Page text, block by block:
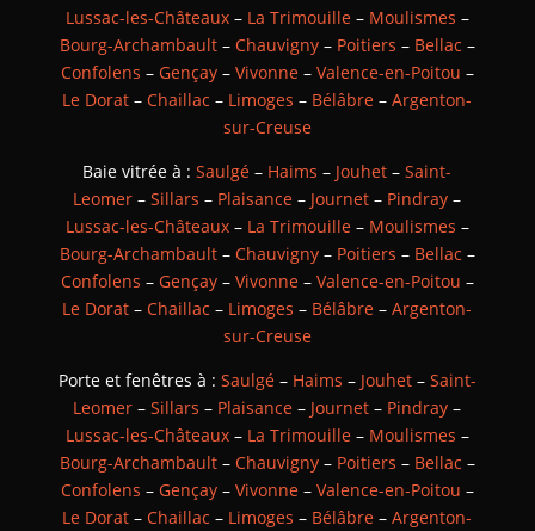
Lussac-les-Châteaux– La Trimouille– Moulismes –
Bourg-Archambault– Chauvigny– Poitiers – Bellac –
Confolens – Gençay– Vivonne– Valence-en-Poitou –
Le Dorat –Chaillac – Limoges – Bélâbre –Argenton-
sur-Creuse
Baie vitrée à :Saulgé – Haims – Jouhet –Saint-
Leomer –Sillars – Plaisance – Journet – Pindray –
Lussac-les-Châteaux– La Trimouille– Moulismes –
Bourg-Archambault– Chauvigny– Poitiers – Bellac –
Confolens – Gençay– Vivonne– Valence-en-Poitou –
Le Dorat –Chaillac – Limoges – Bélâbre –Argenton-
sur-Creuse
Porte et fenêtres à : Saulgé– Haims – Jouhet– Saint-
Leomer –Sillars – Plaisance – Journet – Pindray –
Lussac-les-Châteaux– La Trimouille– Moulismes –
Bourg-Archambault– Chauvigny– Poitiers – Bellac –
Confolens – Gençay– Vivonne– Valence-en-Poitou –
Le Dorat –Chaillac – Limoges – Bélâbre –Argenton-